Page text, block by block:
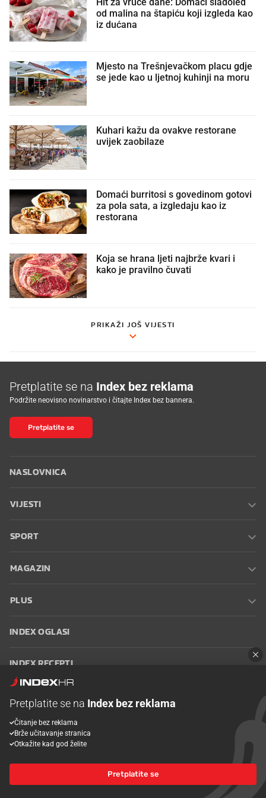
od malina na štapiću koji izgleda kao
iz dućana
Mjesto na Trešnjevačkom placu gdje
se jede kao u ljetnoj kuhinji na moru
Kuhari kažu da ovakve restorane
uvijek zaobilaze
Domaći burritosi s govedinom gotovi
za pola sata, a izgledaju kao iz
restorana
Koja se hrana ljeti najbrže kvari i
kako je pravilno čuvati
PRIKAŽI JOŠ VIJESTI
Pretplatite se na Index bez reklama
Podržite neovisno novinarstvo i čitajte Index bez bannera.
Pretplatite se
NASLOVNICA
VIJESTI
SPORT
MAGAZIN
PLUS
INDEX OGLASI
INDEX RECEPTI
Oglašavanje Zaposli se na Indexu
korištenja
Postavke kolačića
© 2026 Index
Pretplatite se na Index bez reklama
Čitanje bez reklama
Brže učitavanje stranica
Otkažite kad god želite
Pretplatite se